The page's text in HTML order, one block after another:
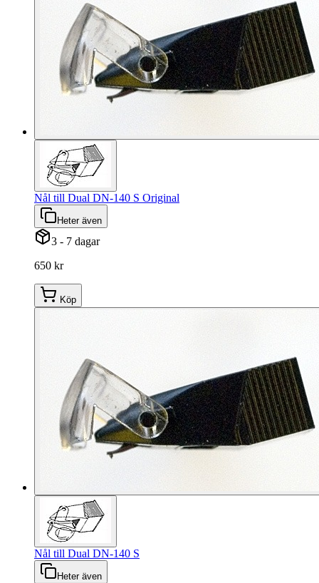
Nål till Dual DN-140 S Original
Heter även
3 - 7 dagar
650 kr
Köp
Nål till Dual DN-140 S
Heter även